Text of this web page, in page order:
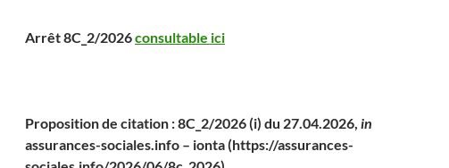
Arrêt 8C_2/2026consultable ici
Proposition de citation : 8C_2/2026 (i) du 27.04.2026, in
assurances-sociales.info – ionta (https://assurances-